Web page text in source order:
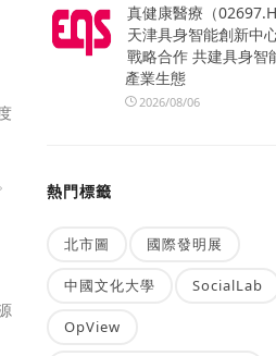
真健康醫療（
天津具身智能創新中
戰略合作 共建具身智
產業生態
2026/08/06
熱門標籤
北市圖 國際發明展
中國文化大學 SocialLab
OpView